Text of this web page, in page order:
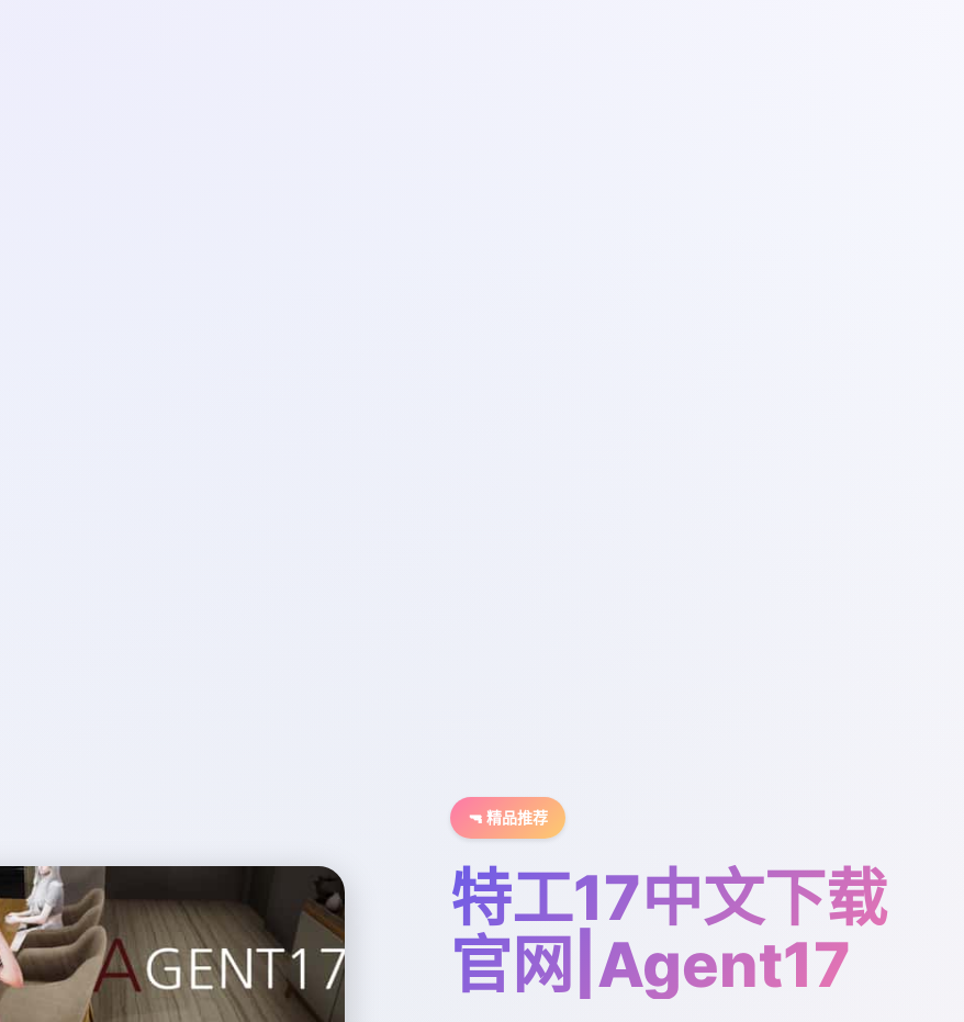
🔫 精品推荐
特工17中文下载
官网|Agent17